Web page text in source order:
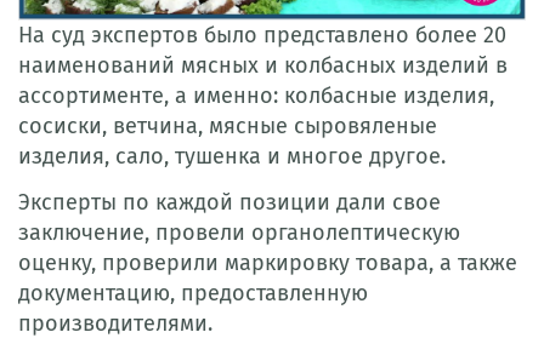
На суд экспертов было представлено более 20
наименований мясных и колбасных изделий в
ассортименте, а именно: колбасные изделия,
сосиски, ветчина, мясные сыровяленые
изделия, сало, тушенка и многое другое.
Эксперты по каждой позиции дали свое
заключение, провели органолептическую
оценку, проверили маркировку товара, а также
документацию, предоставленную
производителями.